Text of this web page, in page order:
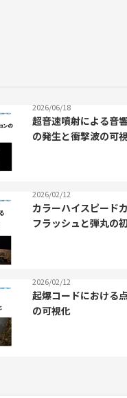
2026/06/18
超音速噴射による音
の発生と衝撃波の可
2026/02/12
カラーハイスピード
フラッシュと弾丸の
2026/02/12
起爆コードにおける
の可視化